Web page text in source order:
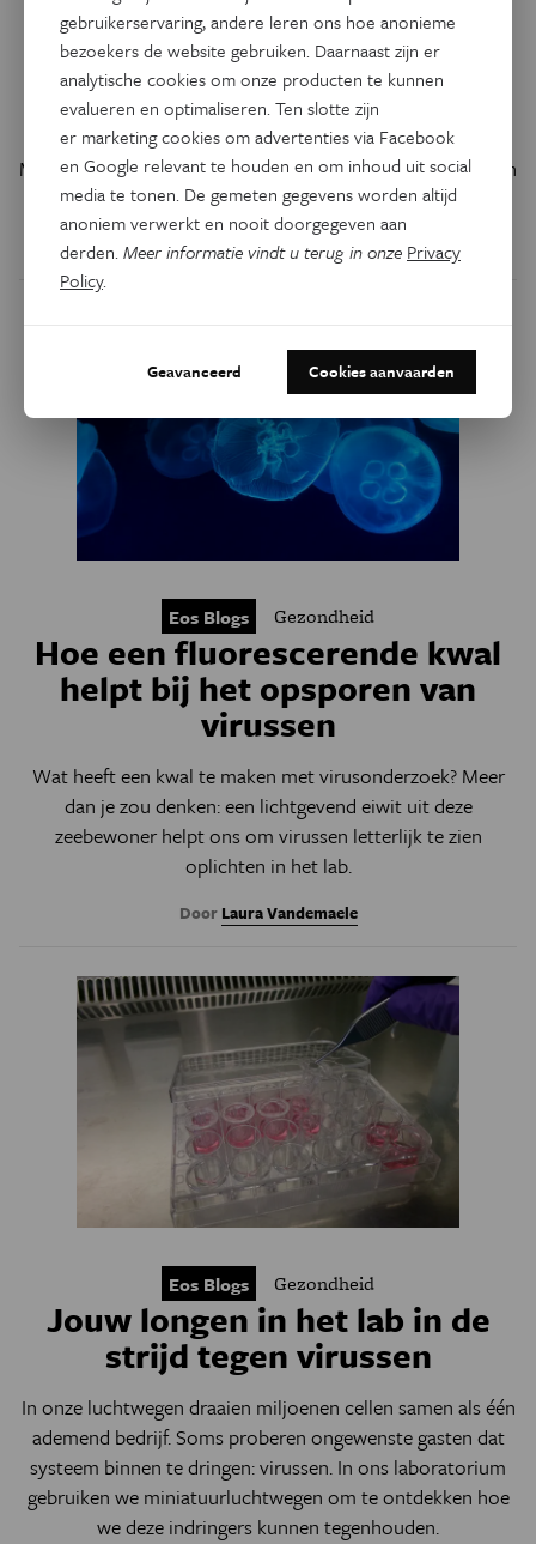
Wie wetenschap
automatiseert, verliest meer
dan kennis
De tijd van automatische wetenschap lijkt aangebroken.
Maar deze algoritmes brengen niet enkel efficiëntie, ze gaan
ook gepaard met een enge visie op wetenschap.
DoorMassimiliano Simons
Eos Blogs Gezondheid
Hoe een fluorescerende kwal
helpt bij het opsporen van
virussen
Wat heeft een kwal te maken met virusonderzoek? Meer
dan je zou denken: een lichtgevend eiwit uit deze
zeebewoner helpt ons om virussen letterlijk te zien
oplichten in het lab.
Door Laura Vandemaele
Eos Blogs Gezondheid
Jouw longen in het lab in de
strijd tegen virussen
In onze luchtwegen draaien miljoenen cellen samen als één
ademend bedrijf. Soms proberen ongewenste gasten dat
systeem binnen te dringen: virussen. In ons laboratorium
gebruiken we miniatuurluchtwegen om te ontdekken hoe
we deze indringers kunnen tegenhouden.
gebruikerservaring, andere leren ons hoe anonieme
bezoekers de website gebruiken. Daarnaast zijn er
analytische cookies om onze producten te kunnen
evalueren en optimaliseren. Ten slotte zijn
er marketing cookies om advertenties via Facebook
en Google relevant te houden en om inhoud uit social
media te tonen. De gemeten gegevens worden altijd
anoniem verwerkt en nooit doorgegeven aan
derden.Meer informatie vindt u terug in onze Privacy
Policy.
Geavanceerd Cookies aanvaarden